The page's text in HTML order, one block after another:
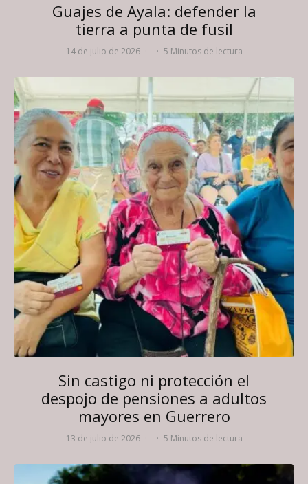
Guajes de Ayala: defender la
tierra a punta de fusil
14 de julio de 2026 · · 5 Minutos de lectura
Sin castigo ni protección el
despojo de pensiones a adultos
mayores en Guerrero
13 de julio de 2026 · · 5 Minutos de lectura